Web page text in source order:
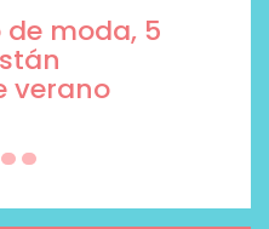
moda, 5
verano